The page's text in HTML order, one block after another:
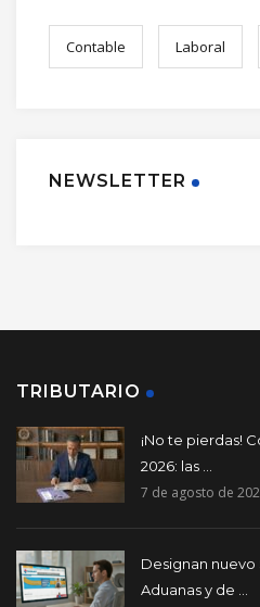
Contable Laboral
NEWSLETTER
TRIBUTARIO
¡No te pierdas!
2026: las ...
7 de agosto de
Designan
Aduanas y de ...